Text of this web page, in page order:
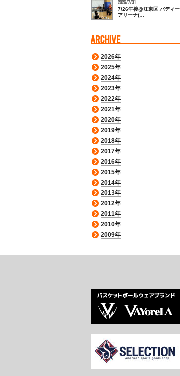
2026/7/31
7/26午後@江東区 バディー
アリーナ(…
2026年
2025年
2024年
2023年
2022年
2021年
2020年
2019年
2018年
2017年
2016年
2015年
2014年
2013年
2012年
2011年
2010年
2009年